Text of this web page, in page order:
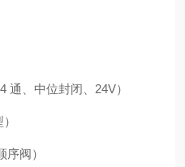
通、中位封闭、24V）
阀）